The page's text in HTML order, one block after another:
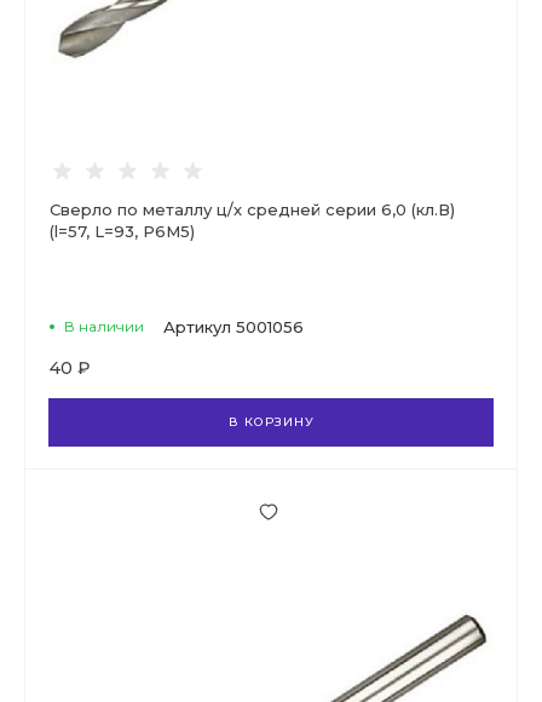
Сверло по металлу ц/х средней серии 6,0 (кл.В)
(l=57, L=93, Р6М5)
В наличии Артикул 5001056
40 ₽
В КОРЗИНУ